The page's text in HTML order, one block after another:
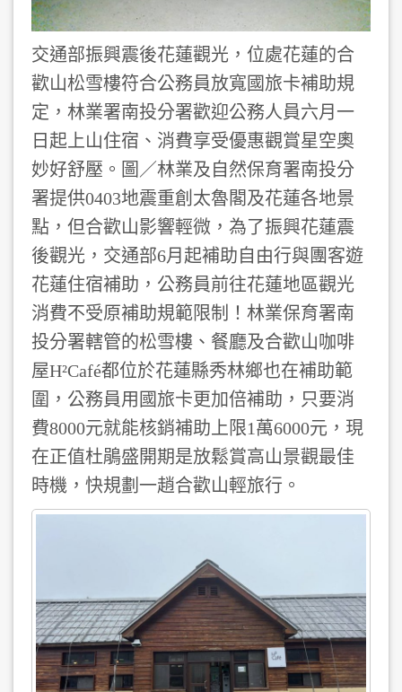
交通部振興震後花蓮觀光，位處花蓮的合
歡山松雪樓符合公務員放寬國旅卡補助規
定，林業署南投分署歡迎公務人員六月一
日起上山住宿、消費享受優惠觀賞星空奧
妙好舒壓。圖／林業及自然保育署南投分
署提供0403地震重創太魯閣及花蓮各地景
點，但合歡山影響輕微，為了振興花蓮震
後觀光，交通部6月起補助自由行與團客遊
花蓮住宿補助，公務員前往花蓮地區觀光
消費不受原補助規範限制！林業保育署南
投分署轄管的松雪樓、餐廳及合歡山咖啡
屋H²Café都位於花蓮縣秀林鄉也在補助範
圍，公務員用國旅卡更加倍補助，只要消
費8000元就能核銷補助上限1萬6000元，現
在正值杜鵑盛開期是放鬆賞高山景觀最佳
時機，快規劃一趙合歡山輕旅行。